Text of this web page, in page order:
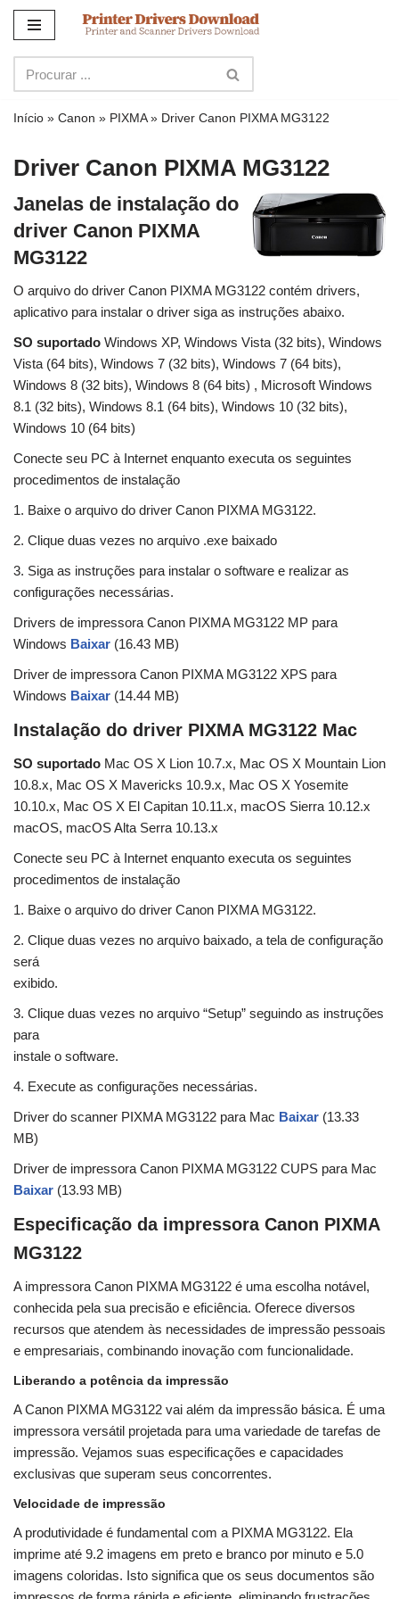
para
o
conteúdo
Início » Canon » PIXMA» Driver Canon PIXMA MG3122
Driver Canon PIXMA MG3122
Janelas de instalação do
driver Canon PIXMA
MG3122
O arquivo do driver Canon PIXMA MG3122 contém drivers,
aplicativo para instalar o driver siga as instruções abaixo.
SO suportado Windows XP, Windows Vista (32 bits), Windows
Vista (64 bits), Windows 7 (32 bits), Windows 7 (64 bits),
Windows 8 (32 bits), Windows 8 (64 bits) , Microsoft Windows
8.1 (32 bits), Windows 8.1 (64 bits), Windows 10 (32 bits),
Windows 10 (64 bits)
Conecte seu PC à Internet enquanto executa os seguintes
procedimentos de instalação
1. Baixe o arquivo do driver Canon PIXMA MG3122.
2. Clique duas vezes no arquivo .exe baixado
3. Siga as instruções para instalar o software e realizar as
configurações necessárias.
Drivers de impressora Canon PIXMA MG3122 MP para
Windows Baixar (16.43 MB)
Driver de impressora Canon PIXMA MG3122 XPS para
Windows Baixar (14.44 MB)
Instalação do driver PIXMA MG3122 Mac
SO suportado Mac OS X Lion 10.7.x, Mac OS X Mountain Lion
10.8.x, Mac OS X Mavericks 10.9.x, Mac OS X Yosemite
10.10.x, Mac OS X El Capitan 10.11.x, macOS Sierra 10.12.x
macOS, macOS Alta Serra 10.13.x
Conecte seu PC à Internet enquanto executa os seguintes
procedimentos de instalação
1. Baixe o arquivo do driver Canon PIXMA MG3122.
2. Clique duas vezes no arquivo baixado, a tela de configuração
será
exibido.
3. Clique duas vezes no arquivo “Setup” seguindo as instruções
para
instale o software.
4. Execute as configurações necessárias.
Driver do scanner PIXMA MG3122 para Mac Baixar (13.33
MB)
Driver de impressora Canon PIXMA MG3122 CUPS para Mac
Baixar (13.93 MB)
Especificação da impressora Canon PIXMA
MG3122
A impressora Canon PIXMA MG3122 é uma escolha notável,
conhecida pela sua precisão e eficiência. Oferece diversos
recursos que atendem às necessidades de impressão pessoais
e empresariais, combinando inovação com funcionalidade.
Liberando a potência da impressão
A Canon PIXMA MG3122 vai além da impressão básica. É uma
impressora versátil projetada para uma variedade de tarefas de
impressão. Vejamos suas especificações e capacidades
exclusivas que superam seus concorrentes.
Velocidade de impressão
A produtividade é fundamental com a PIXMA MG3122. Ela
imprime até 9.2 imagens em preto e branco por minuto e 5.0
imagens coloridas. Isto significa que os seus documentos são